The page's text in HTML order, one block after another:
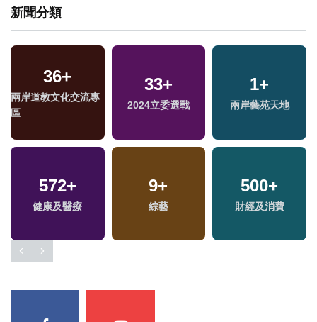
新聞分類
36+
兩岸道教文化交流專
區
33+
2024立委選戰
1+
兩岸藝苑天地
572+
健康及醫療
9+
綜藝
500+
財經及消費